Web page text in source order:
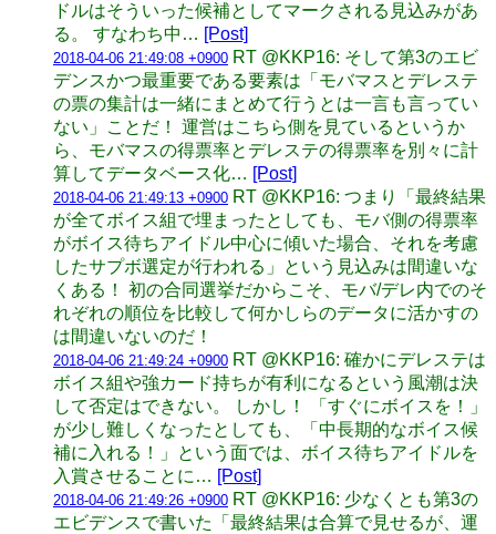
ドルはそういった候補としてマークされる見込みがあ
る。 すなわち中… [Post]
2018-04-06 21:49:08 +0900 RT @KKP16: そして第3のエビ
デンスかつ最重要である要素は「モバマスとデレステ
の票の集計は一緒にまとめて行うとは一言も言ってい
ない」ことだ！ 運営はこちら側を見ているというか
ら、モバマスの得票率とデレステの得票率を別々に計
算してデータベース化… [Post]
2018-04-06 21:49:13 +0900 RT @KKP16: つまり「最終結果
が全てボイス組で埋まったとしても、モバ側の得票率
がボイス待ちアイドル中心に傾いた場合、それを考慮
したサプボ選定が行われる」という見込みは間違いな
くある！ 初の合同選挙だからこそ、モバ/デレ内でのそ
れぞれの順位を比較して何かしらのデータに活かすの
は間違いないのだ！
2018-04-06 21:49:24 +0900 RT @KKP16: 確かにデレステは
ボイス組や強カード持ちが有利になるという風潮は決
して否定はできない。 しかし！ 「すぐにボイスを！」
が少し難しくなったとしても、「中長期的なボイス候
補に入れる！」という面では、ボイス待ちアイドルを
入賞させることに… [Post]
2018-04-06 21:49:26 +0900 RT @KKP16: 少なくとも第3の
エビデンスで書いた「最終結果は合算で見せるが、運